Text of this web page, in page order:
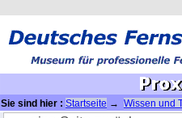
Sie sind hier : Startseite → Wissen und